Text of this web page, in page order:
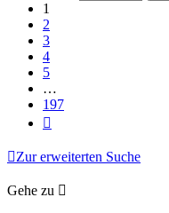
1
2
3
4
5
…
197
Zur erweiterten Suche
Gehe zu